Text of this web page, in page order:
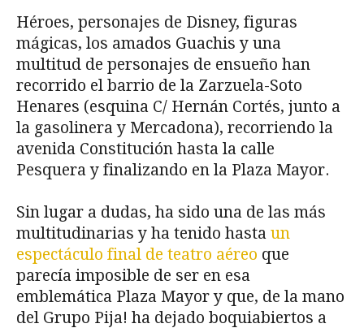
Héroes, personajes de Disney, figuras
mágicas, los amados Guachis y una
multitud de personajes de ensueño han
recorrido el barrio de la Zarzuela-Soto
Henares (esquina C/ Hernán Cortés, junto a
la gasolinera y Mercadona), recorriendo la
avenida Constitución hasta la calle
Pesquera y finalizando en la Plaza Mayor.
Sin lugar a dudas, ha sido una de las más
multitudinarias y ha tenido hasta un
espectáculo final de teatro aéreo que
parecía imposible de ser en esa
emblemática Plaza Mayor y que, de la mano
del Grupo Pija! ha dejado boquiabiertos a